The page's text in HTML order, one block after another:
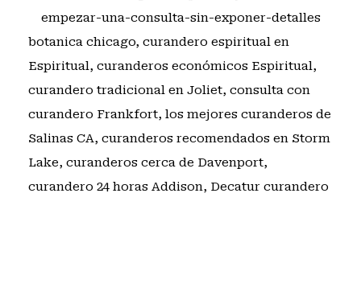
botanica chicago, curandero espiritual en
Espiritual, curanderos económicos Espiritual,
curandero tradicional en Joliet, consulta con
curandero Frankfort, los mejores curanderos de
Salinas CA, curanderos recomendados en Storm
Lake, curanderos cerca de Davenport,
curandero 24 horas Addison, Decatur curandero